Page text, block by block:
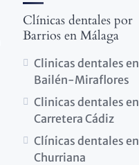
Clínicas dentales por
Barrios en Málaga
Clinicas dentales en
Bailén-Miraflores
Clinicas dentales en
Carretera Cádiz
Clínicas dentales en
Churriana